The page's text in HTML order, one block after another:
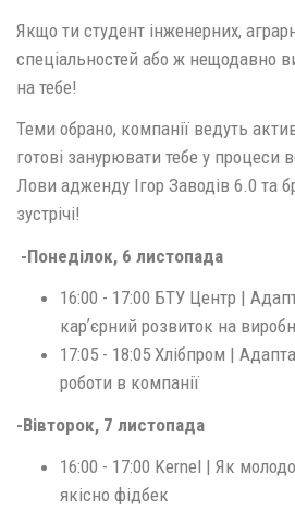
Якщо ти студент інженерних,
спеціальностей або ж нещодавно
на тебе!
Теми обрано, компанії ведуть
готові занурювати тебе у процеси
Лови адженду Ігор Заводів 6.0 та
зустрічі!
-Понеділок, 6 листопада
16:00 - 17:00 БТУ Центр |
карʼєрний розвиток на
17:05 - 18:05 Хлібпром |
роботи в компанії
-Вівторок, 7 листопада
16:00 - 17:00 Kernel | Як
якісно фідбек